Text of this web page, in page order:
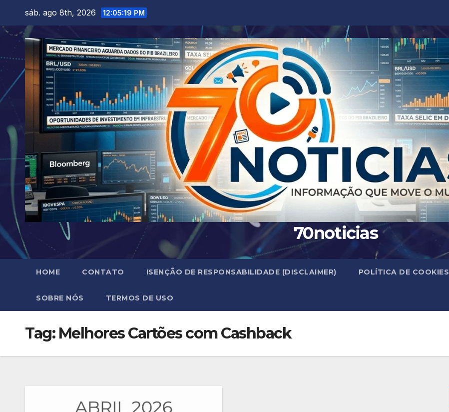
content
sáb. ago 8th, 2026 12:05:21 PM
70noticias
HOME CONTATO ISENÇÃO DE RESPONSABILIDADE (DISCLAIMER) POLÍTICA DE COOKIES
SOBRE NÓS TERMOS DE USO
Tag: Melhores Cartões com Cashback